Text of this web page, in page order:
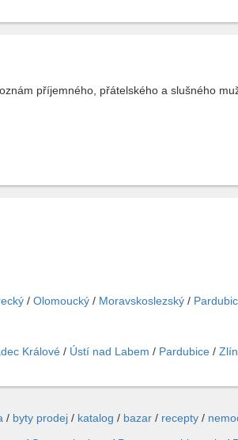
příjemného, přátelského a slušného
/ Olomoucký / Moravskoslezský /
Králové / Ústí nad Labem / Pardubice / Zlín
/ byty prodej / katalog / bazar / recepty /